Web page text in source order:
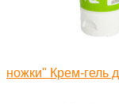
ножки" Крем-гель